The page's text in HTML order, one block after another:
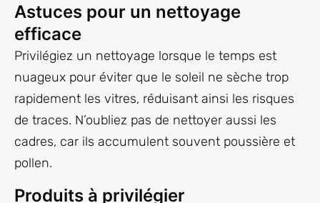
Astuces pour un nettoyage
efficace
Privilégiez un nettoyage lorsque le temps est
nuageux pour éviter que le soleil ne sèche trop
rapidement les vitres, réduisant ainsi les risques
de traces. N’oubliez pas de nettoyer aussi les
cadres, car ils accumulent souvent poussière et
pollen.
Produits à privilégier